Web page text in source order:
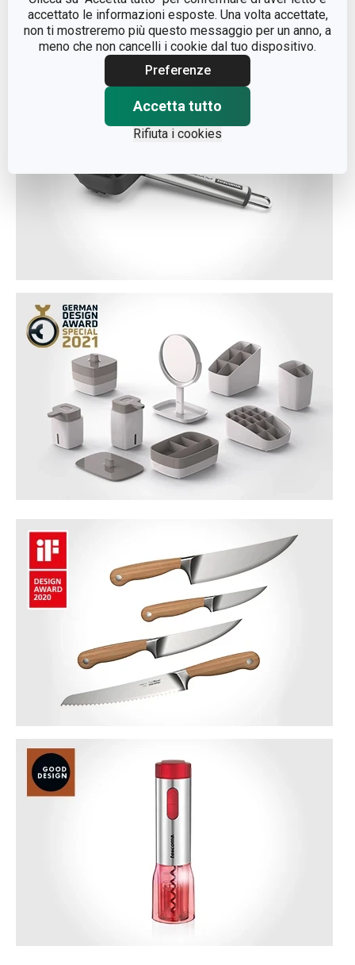
accettato le informazioni esposte. Una volta accettate,
non ti mostreremo più questo messaggio per un anno, a
meno che non cancelli i cookie dal tuo dispositivo.
Preferenze
Accetta tutto
Rifiuta i cookies